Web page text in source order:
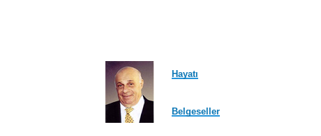
Hayatı
Belgeseller